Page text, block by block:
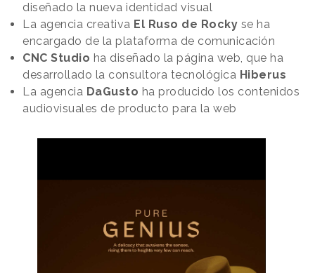
diseñado la nueva identidad visual
La agencia creativa El Ruso de Rocky se ha
encargado de la plataforma de comunicación
CNC Studio ha diseñado la página web, que ha
desarrollado la consultora tecnológica Hiberus
La agencia DaGusto ha producido los contenidos
audiovisuales de producto para la web